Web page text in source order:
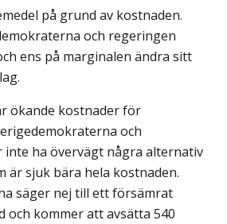
på grund av kostnaden.
och regeringen
ens på marginalen ändra sitt
ökande kostnader för
och
ha övervägt några alternativ
är sjuk bära hela kostnaden.
säger nej till ett försämrat
och kommer att avsätta 540